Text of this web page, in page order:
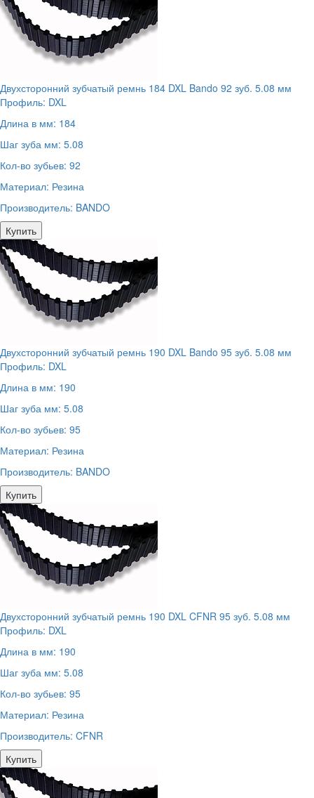
Двухсторонний зубчатый ремнь 184 DXL Bando 92 зуб. 5.08 мм
Профиль: DXL
Длина в мм: 184
Шаг зуба мм: 5.08
Кол-во зубьев: 92
Материал: Резина
Производитель: BANDO
Купить
Двухсторонний зубчатый ремнь 190 DXL Bando 95 зуб. 5.08 мм
Профиль: DXL
Длина в мм: 190
Шаг зуба мм: 5.08
Кол-во зубьев: 95
Материал: Резина
Производитель: BANDO
Купить
Двухсторонний зубчатый ремнь 190 DXL CFNR 95 зуб. 5.08 мм
Профиль: DXL
Длина в мм: 190
Шаг зуба мм: 5.08
Кол-во зубьев: 95
Материал: Резина
Производитель: CFNR
Купить